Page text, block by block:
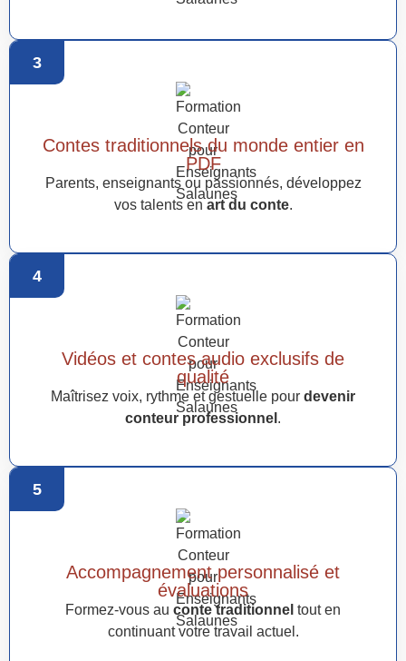
3
Contes traditionnels du monde entier en
PDF
Parents, enseignants ou passionnés, développez
vos talents en art du conte.
4
Vidéos et contes audio exclusifs de
qualité
Maîtrisez voix, rythme et gestuelle pour devenir
conteur professionnel .
5
Accompagnement personnalisé et
évaluations
Formez-vous au conte traditionnel tout en
continuant votre travail actuel.